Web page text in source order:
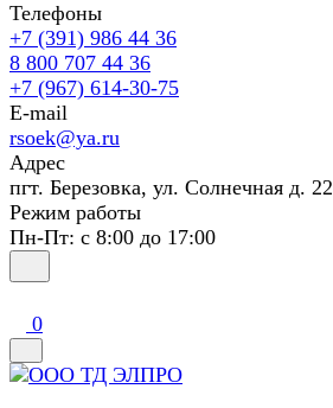
Телефоны
+7 (391) 986 44 36
8 800 707 44 36
+7 (967) 614-30-75
E-mail
rsoek@ya.ru
Адрес
пгт. Березовка, ул. Солнечная д. 22
Режим работы
Пн-Пт: с 8:00 до 17:00
0